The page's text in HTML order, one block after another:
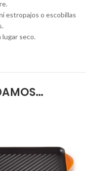
estropajos o escobillas
lugar seco.